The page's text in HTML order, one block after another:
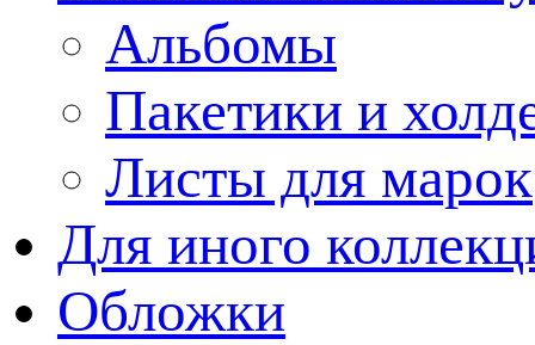
Альбомы
Пакетики и
Листы для марок
Для иного
Обложки